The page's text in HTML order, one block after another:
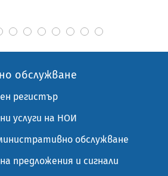
обслужване
регистър
услуги на НОИ
обслужване
предложения и сигнали